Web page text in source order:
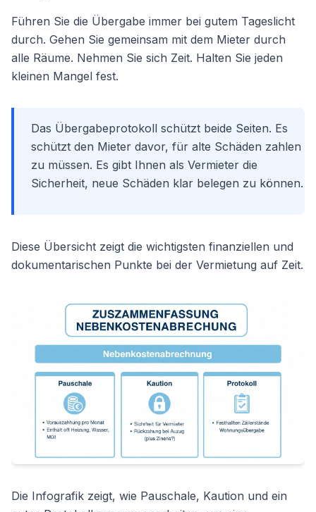
Führen Sie die Übergabe immer bei gutem Tageslicht
durch. Gehen Sie gemeinsam mit dem Mieter durch
alle Räume. Nehmen Sie sich Zeit. Halten Sie jeden
kleinen Mangel fest.
Das Übergabeprotokoll schützt beide Seiten. Es
schützt den Mieter davor, für alte Schäden zahlen
zu müssen. Es gibt Ihnen als Vermieter die
Sicherheit, neue Schäden klar belegen zu können.
Diese Übersicht zeigt die wichtigsten finanziellen und
dokumentarischen Punkte bei der Vermietung auf Zeit.
Die Infografik zeigt, wie Pauschale, Kaution und ein